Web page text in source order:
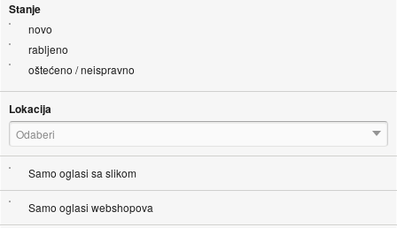
Stanje
novo
rabljeno
oštećeno / neispravno
Lokacija
Odaberi
Samo oglasi sa slikom
Samo oglasi webshopova